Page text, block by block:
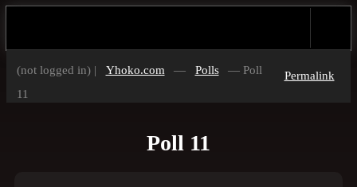
(not logged in) | Yhoko.com — Polls
— Poll
11
Permalink
Poll 11